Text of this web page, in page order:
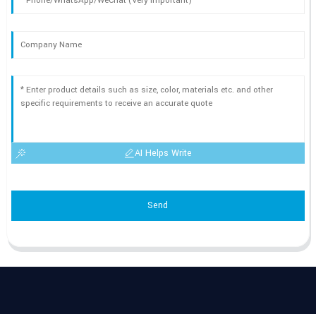
AI Helps Write
Send